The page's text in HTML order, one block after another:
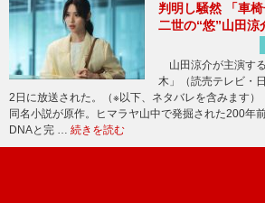
判明し騒然 「車
二世の“悠”山田涼
山田涼介が主演す
木」（読売テレビ・
2日に放送された。（※以下、ネタバレを含みます
同名小説が原作。ヒマラヤ山中で発掘された200年
DNAと完 … 続きを読む